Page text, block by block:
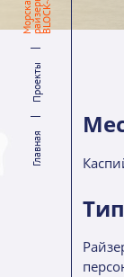
Главная
Проекты
я
н
4